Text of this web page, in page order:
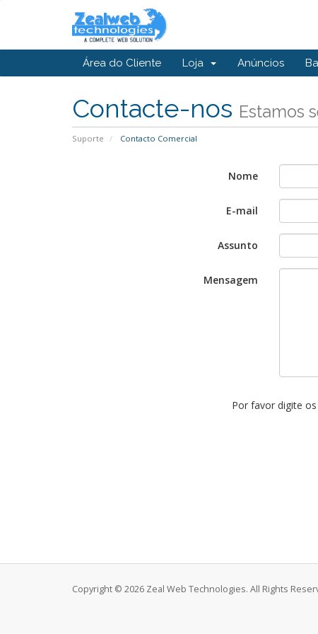
Área do Cliente Loja Anúncios
Contacte-nos Estamos
Suporte Contacto Comercial
Nome
E-mail
Assunto
Mensagem
Por favor digite
Copyright © 2026 Zeal Web Technologies. All Rights